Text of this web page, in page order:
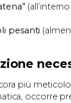
pesanti
più
occorre